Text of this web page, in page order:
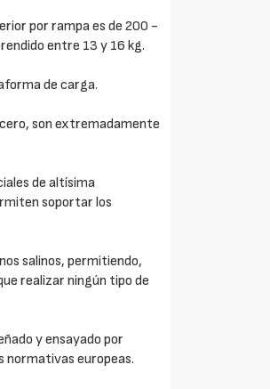
por rampa es de 200 -
entre 13 y 16 kg.
de carga.
son extremadamente
de altísima
soportar los
salinos, permitiendo,
realizar ningún tipo de
y ensayado por
normativas europeas.